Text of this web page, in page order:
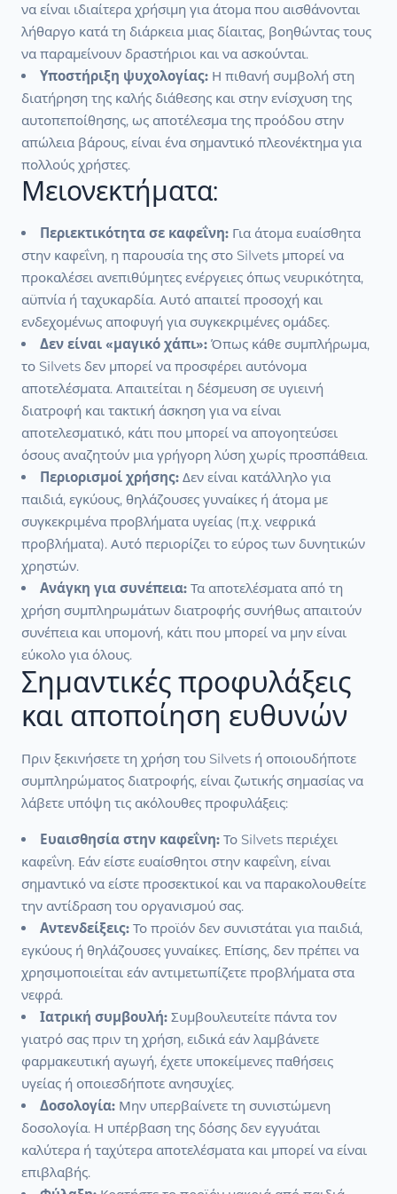
να είναι ιδιαίτερα χρήσιμη για άτομα που αισθάνονται
λήθαργο κατά τη διάρκεια μιας δίαιτας, βοηθώντας τους
να παραμείνουν δραστήριοι και να ασκούνται.
Υποστήριξη ψυχολογίας: Η πιθανή συμβολή στη
διατήρηση της καλής διάθεσης και στην ενίσχυση της
αυτοπεποίθησης, ως αποτέλεσμα της προόδου στην
απώλεια βάρους, είναι ένα σημαντικό πλεονέκτημα για
πολλούς χρήστες.
Μειονεκτήματα:
Περιεκτικότητα σε καφεΐνη: Για άτομα ευαίσθητα
στην καφεΐνη, η παρουσία της στο Silvets μπορεί να
προκαλέσει ανεπιθύμητες ενέργειες όπως νευρικότητα,
αϋπνία ή ταχυκαρδία. Αυτό απαιτεί προσοχή και
ενδεχομένως αποφυγή για συγκεκριμένες ομάδες.
Δεν είναι «μαγικό χάπι»: Όπως κάθε συμπλήρωμα,
το Silvets δεν μπορεί να προσφέρει αυτόνομα
αποτελέσματα. Απαιτείται η δέσμευση σε υγιεινή
διατροφή και τακτική άσκηση για να είναι
αποτελεσματικό, κάτι που μπορεί να απογοητεύσει
όσους αναζητούν μια γρήγορη λύση χωρίς προσπάθεια.
Περιορισμοί χρήσης: Δεν είναι κατάλληλο για
παιδιά, εγκύους, θηλάζουσες γυναίκες ή άτομα με
συγκεκριμένα προβλήματα υγείας (π.χ. νεφρικά
προβλήματα). Αυτό περιορίζει το εύρος των δυνητικών
χρηστών.
Ανάγκη για συνέπεια: Τα αποτελέσματα από τη
χρήση συμπληρωμάτων διατροφής συνήθως απαιτούν
συνέπεια και υπομονή, κάτι που μπορεί να μην είναι
εύκολο για όλους.
Σημαντικές προφυλάξεις
και αποποίηση ευθυνών
Πριν ξεκινήσετε τη χρήση του Silvets ή οποιουδήποτε
συμπληρώματος διατροφής, είναι ζωτικής σημασίας να
λάβετε υπόψη τις ακόλουθες προφυλάξεις:
Ευαισθησία στην καφεΐνη: Το Silvets περιέχει
καφεΐνη. Εάν είστε ευαίσθητοι στην καφεΐνη, είναι
σημαντικό να είστε προσεκτικοί και να παρακολουθείτε
την αντίδραση του οργανισμού σας.
Αντενδείξεις: Το προϊόν δεν συνιστάται για παιδιά,
εγκύους ή θηλάζουσες γυναίκες. Επίσης, δεν πρέπει να
χρησιμοποιείται εάν αντιμετωπίζετε προβλήματα στα
νεφρά.
Ιατρική συμβουλή: Συμβουλευτείτε πάντα τον
γιατρό σας πριν τη χρήση, ειδικά εάν λαμβάνετε
φαρμακευτική αγωγή, έχετε υποκείμενες παθήσεις
υγείας ή οποιεσδήποτε ανησυχίες.
Δοσολογία: Μην υπερβαίνετε τη συνιστώμενη
δοσολογία. Η υπέρβαση της δόσης δεν εγγυάται
καλύτερα ή ταχύτερα αποτελέσματα και μπορεί να είναι
επιβλαβής.